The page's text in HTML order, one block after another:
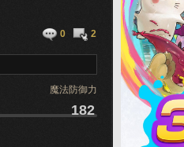
0 2
魔法防御力
182